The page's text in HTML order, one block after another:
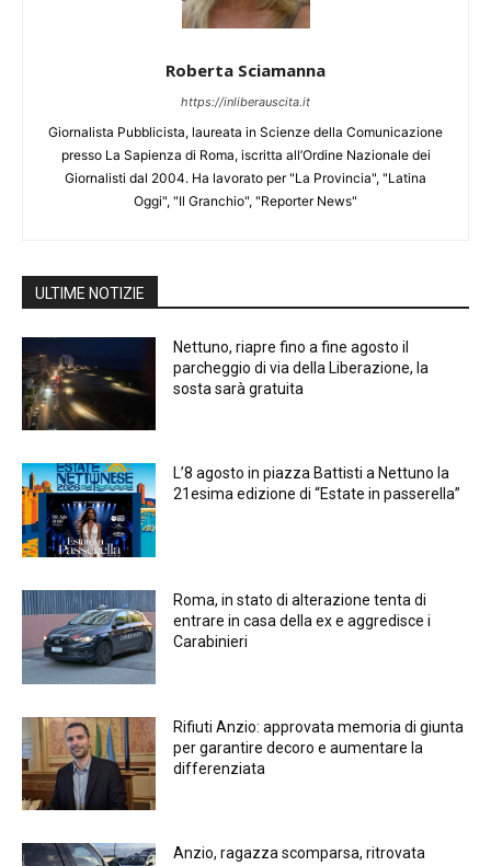
Roberta Sciamanna
https://inliberauscita.it
Giornalista Pubblicista, laureata in Scienze della Comunicazione
presso La Sapienza di Roma, iscritta all’Ordine Nazionale dei
Giornalisti dal 2004. Ha lavorato per "La Provincia", "Latina
Oggi", "Il Granchio", "Reporter News"
ULTIME NOTIZIE
Nettuno, riapre fino a fine agosto il
parcheggio di via della Liberazione, la
sosta sarà gratuita
L’8 agosto in piazza Battisti a Nettuno la
21esima edizione di “Estate in passerella”
Roma, in stato di alterazione tenta di
entrare in casa della ex e aggredisce i
Carabinieri
Rifiuti Anzio: approvata memoria di giunta
per garantire decoro e aumentare la
differenziata
Anzio, ragazza scomparsa, ritrovata